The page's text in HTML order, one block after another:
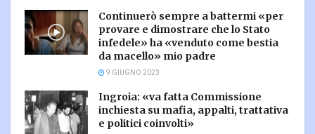
Continuerò sempre a battermi «per
provare e dimostrare che lo Stato
infedele» ha «venduto come bestia
da macello» mio padre
9 GIUGNO 2023
Ingroia: «va fatta Commissione
inchiesta su mafia, appalti, trattativa
e politici coinvolti»